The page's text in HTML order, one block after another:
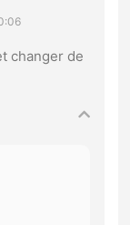
changer de